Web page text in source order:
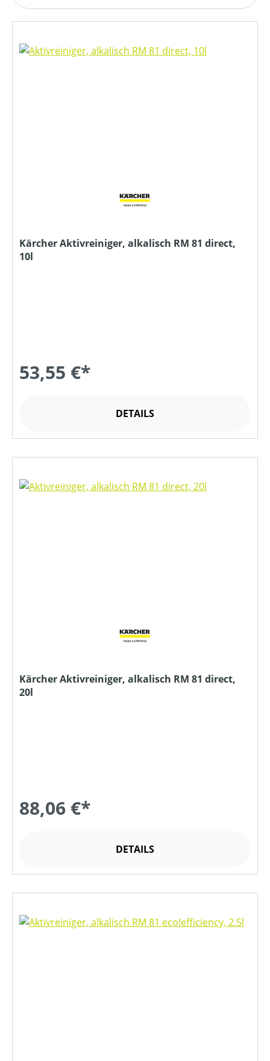
Kärcher Aktivreiniger, alkalisch RM 81 direct,
10l
53,55 €*
DETAILS
Kärcher Aktivreiniger, alkalisch RM 81 direct,
20l
88,06 €*
DETAILS